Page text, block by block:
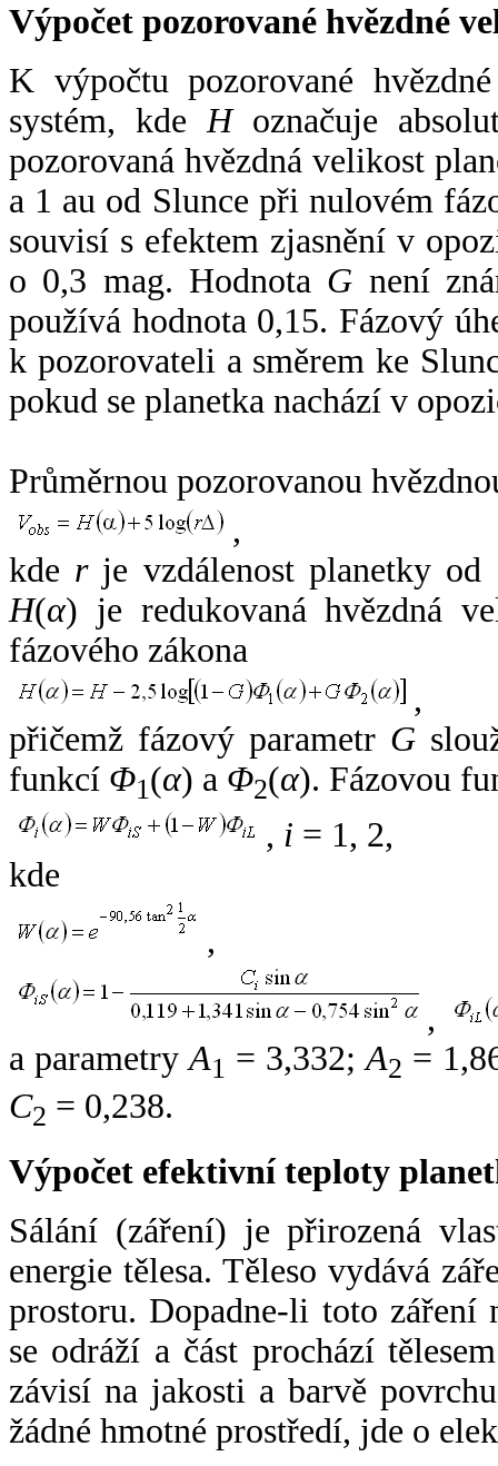
Výpočet pozorované hvězdné
K výpočtu pozorované
systém, kde Hoznačuje
pozorovaná hvězdná velikost
a 1 au od Slunce při nulovém
souvisí s efektem zjasnění v
o 0,3 mag. Hodnota G není
používá hodnota 0,15. Fázový
k pozorovateli a směrem ke
pokud se planetka nachází v
Průměrnou pozorovanou
,
kde rje vzdálenost planetky od
H(α) je redukovaná hvězdná
fázového zákona
,
přičemž fázový parametr G
funkcí Φ1(α) a Φ2(α). Fázovou
, i = 1, 2,
kde
,
,
a parametryA1 = 3,332;A2 =
C2 = 0,238.
Výpočet efektivní teploty
Sálání (záření) je přirozená
energie tělesa. Těleso vydává
prostoru. Dopadne-li toto záření
se odráží a část prochází
závisí na jakosti a barvě
žádné hmotné prostředí, jde o